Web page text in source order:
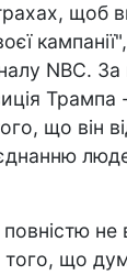
щоб
NBC.
Трампа
що він
не
і того, що